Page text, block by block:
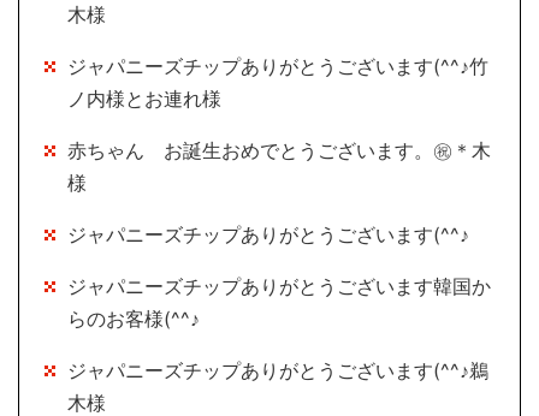
木様
ジャパニーズチップありがとうございます(^^♪竹
ノ内様とお連れ様
赤ちゃん お誕生おめでとうございます。㊗＊木
様
ジャパニーズチップありがとうございます(^^♪
ジャパニーズチップありがとうございます韓国か
らのお客様(^^♪
ジャパニーズチップありがとうございます(^^♪鵜
木様